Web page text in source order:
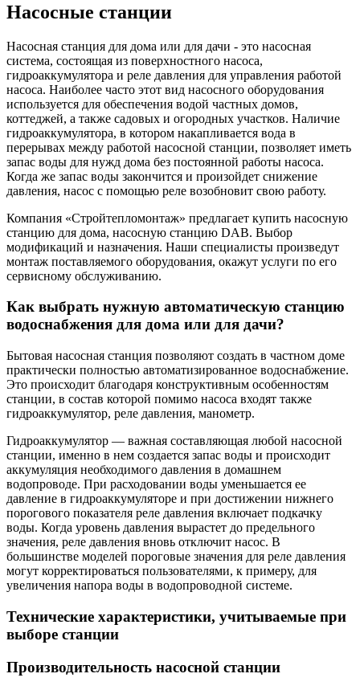
Насосные станции
Насосная станция для дома или для дачи - это насосная
система, состоящая из поверхностного насоса,
гидроаккумулятора и реле давления для управления работой
насоса. Наиболее часто этот вид насосного оборудования
используется для обеспечения водой частных домов,
коттеджей, а также садовых и огородных участков. Наличие
гидроаккумулятора, в котором накапливается вода в
перерывах между работой насосной станции, позволяет иметь
запас воды для нужд дома без постоянной работы насоса.
Когда же запас воды закончится и произойдет снижение
давления, насос с помощью реле возобновит свою работу.
Компания «Стройтепломонтаж» предлагает купить насосную
станцию для дома, насосную станцию DAB. Выбор
модификаций и назначения. Наши специалисты произведут
монтаж поставляемого оборудования, окажут услуги по его
сервисному обслуживанию.
Как выбрать нужную автоматическую станцию
водоснабжения для дома или для дачи?
Бытовая насосная станция позволяют создать в частном доме
практически полностью автоматизированное водоснабжение.
Это происходит благодаря конструктивным особенностям
станции, в состав которой помимо насоса входят также
гидроаккумулятор, реле давления, манометр.
Гидроаккумулятор — важная составляющая любой насосной
станции, именно в нем создается запас воды и происходит
аккумуляция необходимого давления в домашнем
водопроводе. При расходовании воды уменьшается ее
давление в гидроаккумуляторе и при достижении нижнего
порогового показателя реле давления включает подкачку
воды. Когда уровень давления вырастет до предельного
значения, реле давления вновь отключит насос. В
большинстве моделей пороговые значения для реле давления
могут корректироваться пользователями, к примеру, для
увеличения напора воды в водопроводной системе.
Технические характеристики, учитываемые при
выборе станции
Производительность насосной станции